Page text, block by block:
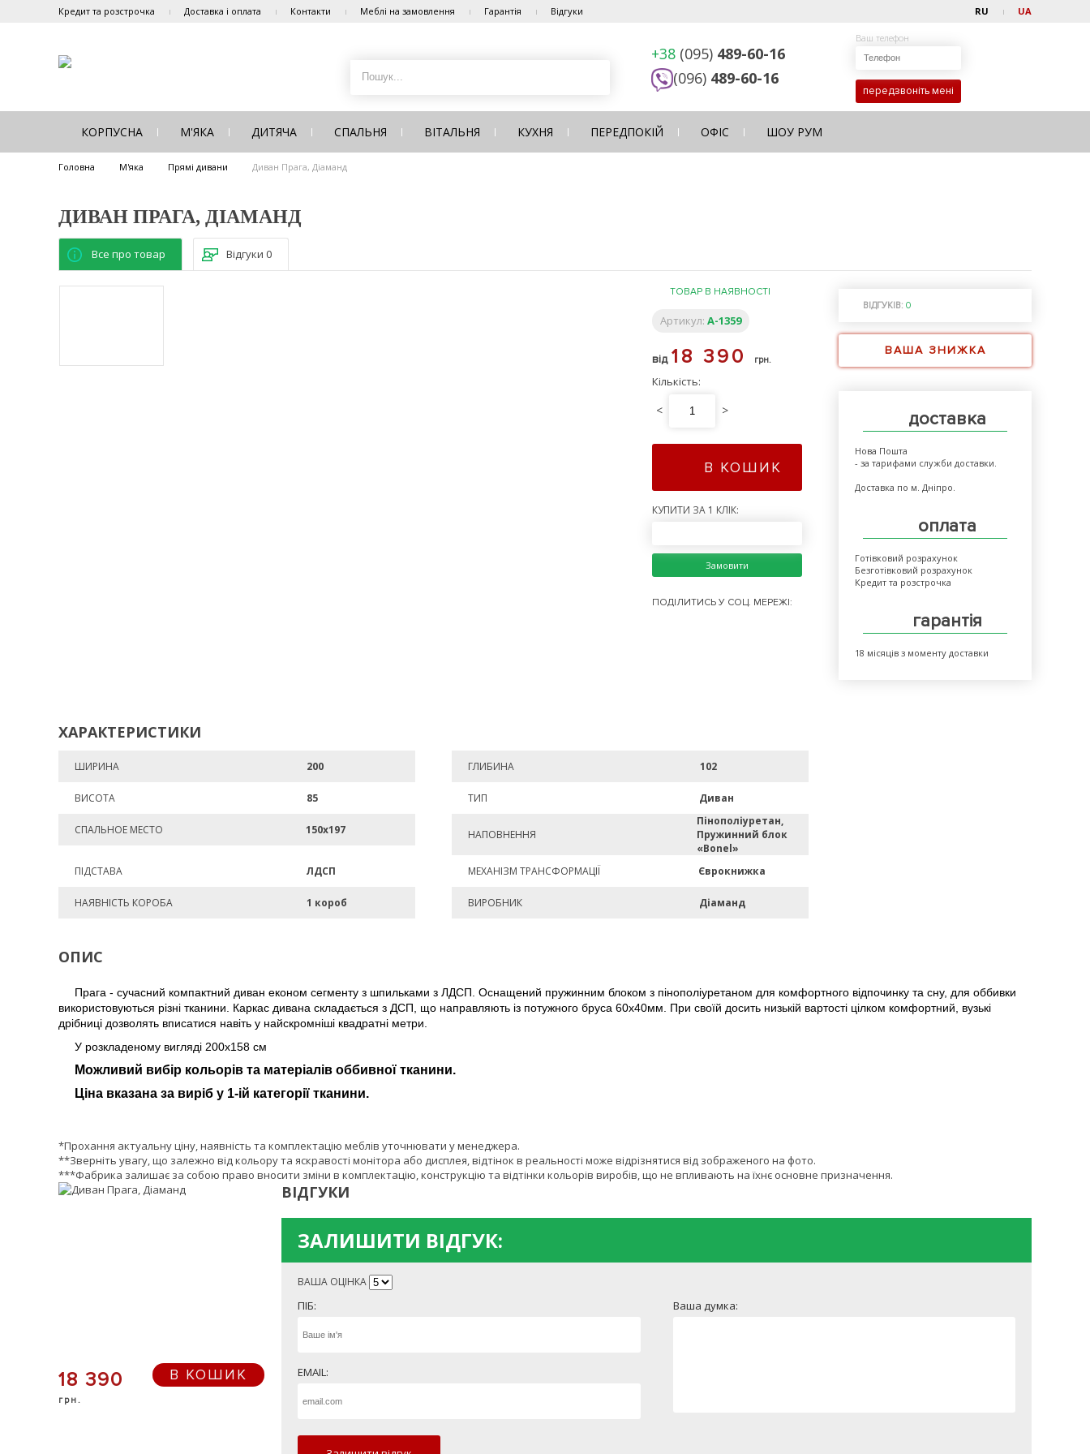
Кредит та розстрочка Доставка і оплата Контакти Меблі на замовлення Гарантія Відгуки RU UA
+38 (095) 489-60-16
(096) 489-60-16
Ваш телефон
передзвоніть мені
КОРПУСНА М'ЯКА ДИТЯЧА СПАЛЬНЯ ВІТАЛЬНЯ КУХНЯ ПЕРЕДПОКІЙ ОФІС ШОУ РУМ
Головна М'яка Прямі дивани Диван Прага, Діаманд
ДИВАН ПРАГА, ДІАМАНД
Все про товар Відгуки 0
ТОВАР В НАЯВНОСТІ
Артикул: A-1359
від 18 390 грн.
Кількість:
< >
В КОШИК
КУПИТИ ЗА 1 КЛІК:
Замовити
ПОДІЛИТИСЬ У СОЦ. МЕРЕЖІ:
ВІДГУКІВ: 0
ВАША ЗНИЖКА
доставка
Нова Пошта
- за тарифами служби доставки.
Доставка по м. Дніпро.
оплата
Готівковий розрахунок
Безготівковий розрахунок
Кредит та розстрочка
гарантія
18 місяців з моменту доставки
ХАРАКТЕРИСТИКИ
ШИРИНА 200 ГЛИБИНА 102
ВИСОТА 85 ТИП Диван
СПАЛЬНОЕ МЕСТО 150х197 НАПОВНЕННЯ
Пінополіуретан,
Пружинний блок
«Bonel»
ПІДСТАВА
ЛДСП МЕХАНІЗМ ТРАНСФОРМАЦІЇ Єврокнижка
НАЯВНІСТЬ КОРОБА 1 короб ВИРОБНИК Діаманд
ОПИС
Прага - сучасний компактний диван економ сегменту з шпильками з ЛДСП. Оснащений пружинним блоком з пінополіуретаном для комфортного відпочинку та сну, для оббивки
використовуються різні тканини. Каркас дивана складається з ДСП, що направляють із потужного бруса 60х40мм. При своїй досить низькій вартості цілком комфортний, вузькі
дрібниці дозволять вписатися навіть у найскромніші квадратні метри.
У розкладеному вигляді 200х158 см
Можливий вибір кольорів та матеріалів оббивної тканини.
Ціна вказана за виріб у 1-ій категорії тканини.
*Прохання актуальну ціну, наявність та комплектацію меблів уточнювати у менеджера.
**Зверніть увагу, що залежно від кольору та яскравості монітора або дисплея, відтінок в реальності може відрізнятися від зображеного на фото.
***Фабрика залишає за собою право вносити зміни в комплектацію, конструкцію та відтінки кольорів виробів, що не впливають на їхнє основне призначення.
18 390
грн.
В КОШИК
ВІДГУКИ
ЗАЛИШИТИ ВІДГУК:
ВАША ОЦІНКА
ПІБ:
EMAIL:
Ваша думка: